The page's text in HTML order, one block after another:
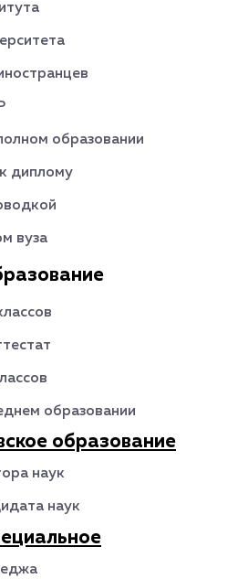
образовании
диплому
вуза
образовании
образование
наук
наук